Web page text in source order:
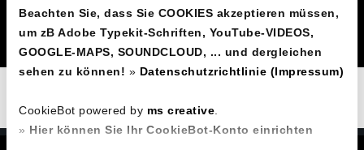
Beachten Sie, dass Sie COOKIES akzeptieren müssen,
um zB Adobe Typekit-Schriften, YouTube-VIDEOS,
GOOGLE-MAPS, SOUNDCLOUD, ... und dergleichen
sehen zu können! » Datenschutzrichtlinie (Impressum)
CookieBot powered by ms creative.
» Hier können Sie Ihr CookieBot-Konto einrichten
Hubertusstraße 15, A-4201 Gramastetten
Tel.Nr.+43 664 93 44 330
Original Elvis-Show - Joe, einer der besten Elvis-
Country, Blues, ... Malerei, Gitarrenunterricht,...